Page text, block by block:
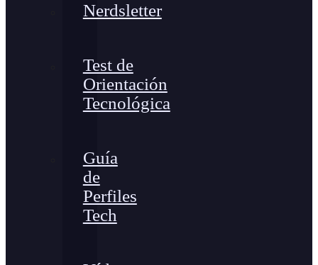
Nerdsletter
Test de
Orientación
Tecnológica
Guía
de
Perfiles
Tech